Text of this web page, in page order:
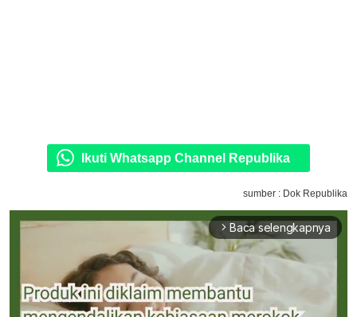
Ikuti Whatsapp Channel Republika
sumber : Dok Republika
arrow_forward_ios Baca selengkapnya